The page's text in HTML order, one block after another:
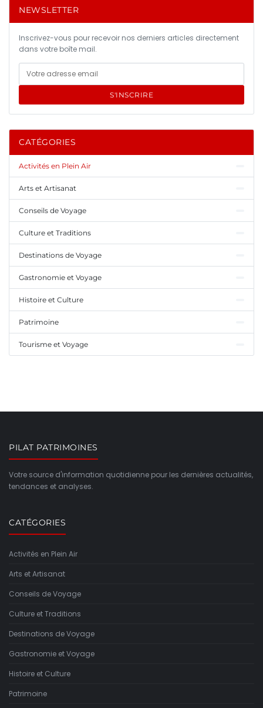
NEWSLETTER
Inscrivez-vous pour recevoir nos derniers articles directement
dans votre boîte mail.
S'INSCRIRE
CATÉGORIES
Activités en Plein Air
Arts et Artisanat
Conseils de Voyage
Culture et Traditions
Destinations de Voyage
Gastronomie et Voyage
Histoire et Culture
Patrimoine
Tourisme et Voyage
PILAT PATRIMOINES
Votre source d'information quotidienne pour les dernières actualités,
tendances et analyses.
CATÉGORIES
Activités en Plein Air
Arts et Artisanat
Conseils de Voyage
Culture et Traditions
Destinations de Voyage
Gastronomie et Voyage
Histoire et Culture
Patrimoine